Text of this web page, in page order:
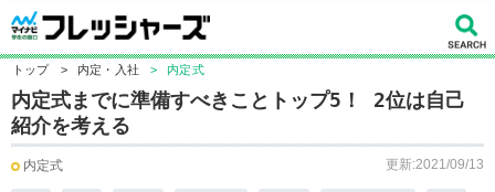
トップ > 内定・入社 > 内定式
内定式までに準備すべきことトップ5！ 2位は自己
紹介を考える
内定式 更新:2021/09/13